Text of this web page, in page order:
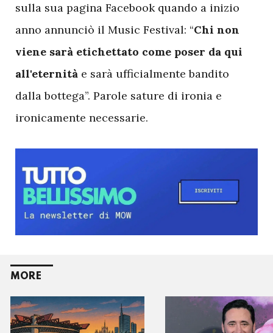
sulla sua pagina Facebook quando a inizio
anno annunciò il Music Festival: “Chi non
viene sarà etichettato come poser da qui
all'eternità e sarà ufficialmente bandito
dalla bottega”. Parole sature di ironia e
ironicamente necessarie.
MORE